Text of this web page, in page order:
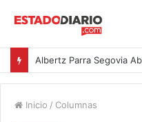
Inicio / Columnas